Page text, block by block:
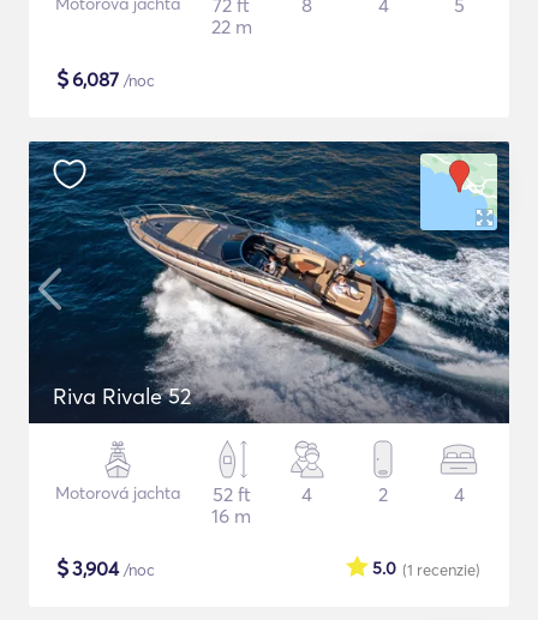
72 ft
22 m
8 4 5
$6,087 /noc
Riva Rivale 52
Motorová jachta
52 ft
16 m
4 2 4
$3,904/noc (1 recenzie)
5.0